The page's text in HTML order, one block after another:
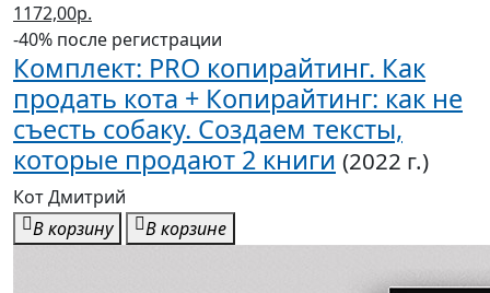
1172,00р.
-40% после регистрации
Комплект: PRO копирайтинг. Как
продать кота + Копирайтинг: как не
съесть собаку. Создаем тексты,
которые продают 2 книги (2022 г.)
Кот Дмитрий
В корзину
В корзине